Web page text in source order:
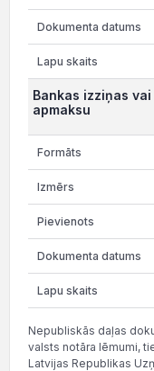
Bankas izziņas
apmaksu
Nepubliskās daļas
valsts notāra lēmumi,
Latvijas Republikas